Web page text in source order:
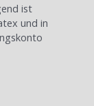
ist
und in